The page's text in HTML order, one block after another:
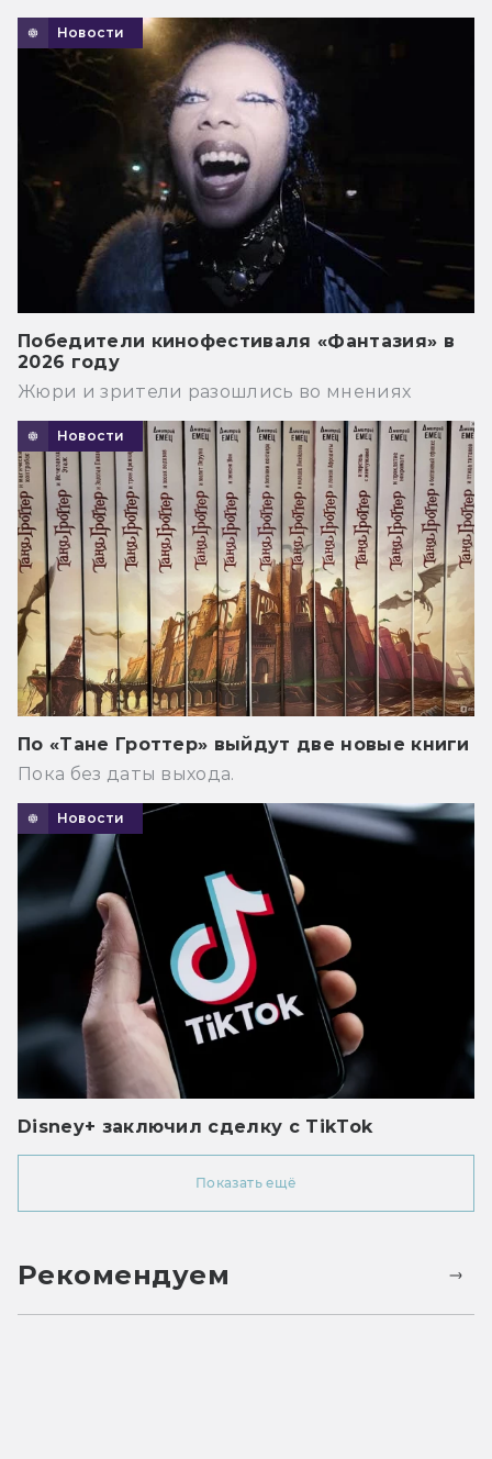
Новости
Победители кинофестиваля «Фантазия» в
2026 году
Жюри и зрители разошлись во мнениях
Новости
По «Тане Гроттер» выйдут две новые книги
Пока без даты выхода.
Новости
Disney+ заключил сделку с TikTok
Показать ещё
Рекомендуем